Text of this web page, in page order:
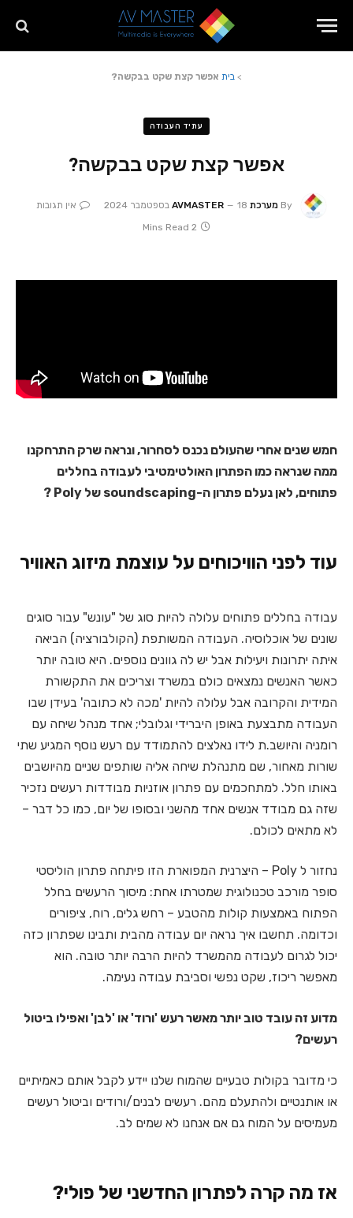
> בית אפשר קצת שקט בבקשה?
עתיד העבודה
אפשר קצת שקט בבקשה?
By מערכת AVMASTER 18 בספטמבר 2024
אין תגובות
2 Mins Read
חמש שנים אחרי שהעולם נכנס לסחרור, ונראה שרק התרחקנו
ממה שנראה כמו הפתרון האולטימטיבי לעבודה בחללים
פתוחים, לאן נעלם פתרון ה-soundscaping של Poly ?
עוד לפני הוויכוחים על עוצמת מיזוג האוויר
עבודה בחללים פתוחים עלולה להיות סוג של "עונש" עבור סוגים
שונים של אוכלוסיה. העבודה המשותפת (הקולבורציה) הביאה
איתה יתרונות ויעילות אבל יש לה גוונים נוספים. היא טובה יותר
כאשר האנשים נמצאים כולם במשרד וצריכים את התקשורת
המידית והקרובה אבל עלולה להיות 'מכה לא כתובה' בעידן שבו
העבודה מתבצעת באופן היברידי וגלובלי; אחד מנהל שיחה עם
רומניה והיושב.ת לידו נאלצים להתמודד עם רעש נוסף המגיע שתי
שורות מאחור, שם מתנהלת שיחה אליה שותפים שניים מהיושבים
באותו חלל. למתחכמים עם פתרון אוזניות מבודדות רעשים נזכיר
שזה גם מבודד אנשים אחד מהשני ובסופו של יום, כמו כל דבר –
לא מתאים לכולם.
נחזור ל Poly – היצרנית המפוארת הזו פיתחה פתרון הוליסטי
סופר מורכב טכנולוגית שמטרתו אחת: מיסוך הרעשים בחלל
הפתוח באמצעות קולות מהטבע – רחש גלים, רוח, ציפורים
וכדומה. תחשבו איך נראה יום עבודה מהבית ותבינו שפתרון כזה
יכול לגרום לעבודה מהמשרד להיות הרבה יותר טובה. הוא
מאפשר ריכוז, שקט נפשי וסביבת עבודה נעימה.
מדוע זה עובד טוב יותר מאשר רעש 'ורוד' או 'לבן' ואפילו ביטול
רעשים?
כי מדובר בקולות טבעיים שהמוח שלנו יידע לקבל אותם כאמיתיים
או אותנטיים ולהתעלם מהם. רעשים לבנים/ורודים וביטול רעשים
מעמיסים על המוח גם אם אנחנו לא שמים לב.
אז מה קרה לפתרון החדשני של פולי?